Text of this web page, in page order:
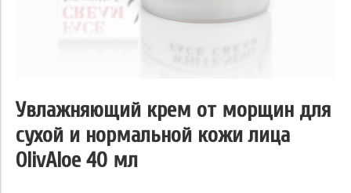
Увлажняющий крем от морщин для
сухой и нормальной кожи лица
OlivAloe 40 мл